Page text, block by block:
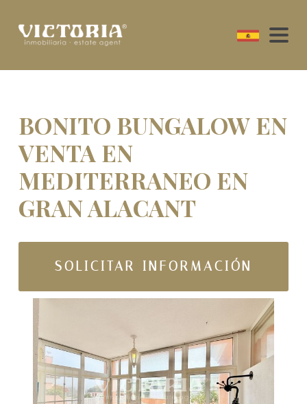
BONITO BUNGALOW EN
VENTA EN
MEDITERRANEO EN
GRAN ALACANT
SOLICITAR INFORMACIÓN